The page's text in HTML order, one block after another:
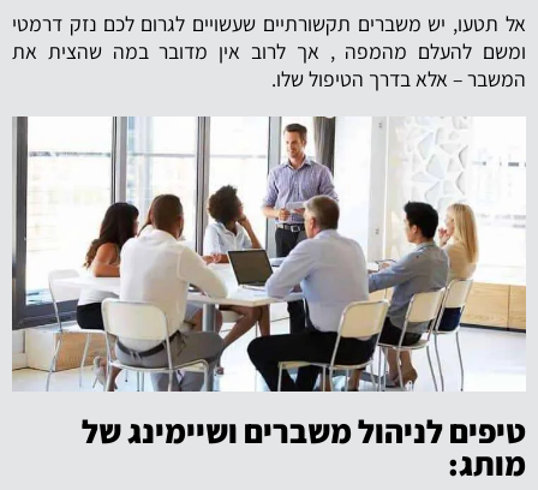
אל תטעו, יש משברים תקשורתיים שעשויים לגרום לכם נזק דרמטי
ומשם להעלם מהמפה , אך לרוב אין מדובר במה שהצית את
המשבר – אלא בדרך הטיפול שלו.
טיפים לניהול משברים ושיימינג של
מותג: